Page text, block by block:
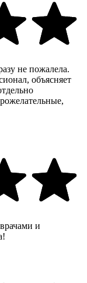
не пожалела.
объясняет
и